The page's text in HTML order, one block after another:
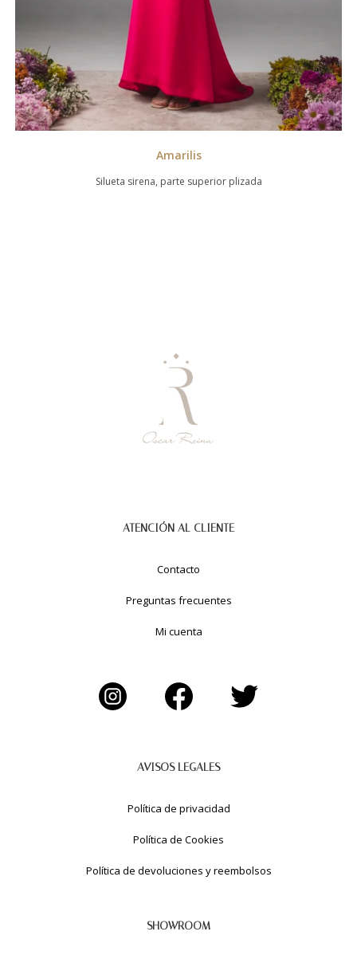
Amarilis
Silueta sirena, parte superior plizada
ATENCIÓN AL CLIENTE
Contacto
Preguntas frecuentes
Mi cuenta
AVISOS LEGALES
Política de privacidad
Política de Cookies
Política de devoluciones y reembolsos
SHOWROOM